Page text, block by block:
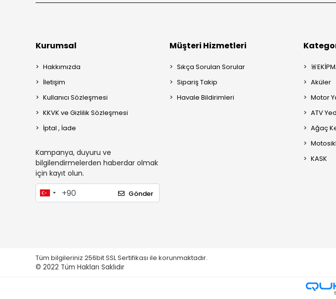
Kurumsal
Hakkımızda
İletişim
Kullanıcı Sözleşmesi
KKVK ve Gizlilik Sözleşmesi
İptal , İade
Kampanya, duyuru ve
bilgilendirmelerden haberdar olmak
için kayıt olun.
Gönder
Müşteri Hizmetleri
Sıkça Sorulan Sorular
Sipariş Takip
Havale Bildirimleri
Aküler
Motor
ATV
Ağaç
KASK
Tüm bilgileriniz 256bit SSL Sertifikası ile korunmaktadır.
© 2022 Tüm Hakları Saklıdır